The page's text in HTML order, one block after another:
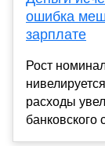
ошибка
зарплате
Рост
расходы
банковского